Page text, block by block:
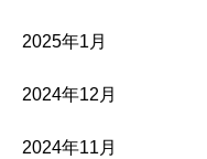
2025年1月
2024年12月
2024年11月